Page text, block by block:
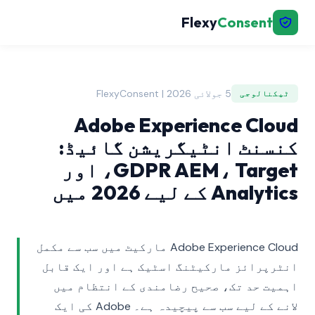
FlexyConsent
ٹیکنالوجی 5 جولائی 2026 | FlexyConsent
Adobe Experience Cloud
کنسنٹ انٹیگریشن گائیڈ:
GDPR AEM، Target، اور
Analytics کے لیے 2026 میں
Adobe Experience Cloud مارکیٹ میں سب سے مکمل
انٹرپرائز مارکیٹنگ اسٹیک ہے اور ایک قابل
اہمیت حد تک، صحیح رضامندی کے انتظام میں
لانے کے لیے سب سے پیچیدہ ہے۔ Adobe کی ایک